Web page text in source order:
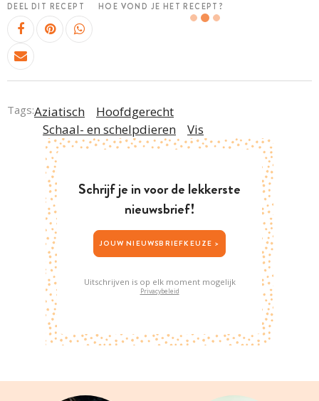
DEEL DIT RECEPT HOE VOND JE HET RECEPT?
Tags:Aziatisch
Hoofdgerecht
Schaal- en schelpdieren
Vis
Schrijf je in voor de lekkerste
nieuwsbrief!
JOUW NIEUWSBRIEFKEUZE >
Uitschrijven is op elk moment mogelijk
Privacybeleid